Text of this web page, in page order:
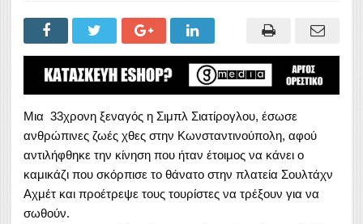
Μια 33χρονη ξεναγός η Σιμπλ Σιατίρογλου, έσωσε
ανθρώπινες ζωές χθες στην Κωνσταντινούπολη, αφού
αντιλήφθηκε την κίνηση που ήταν έτοιμος να κάνει ο
καμικάζι που σκόρπισε το θάνατο στην πλατεία Σουλτάχν
Αχμέτ και προέτρεψε τους τουρίστες να τρέξουν για να
σωθούν.